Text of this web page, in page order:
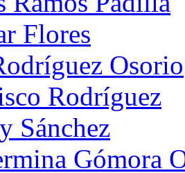
Flores
Osorio
Rodríguez
Sánchez
Gómora